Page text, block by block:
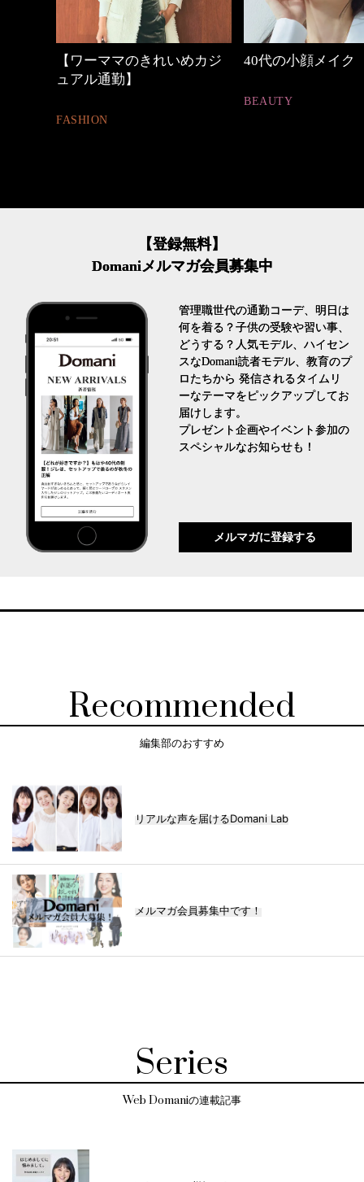
40代の小顔メイク
優木まおみさん「
【登録無料】
Domaniメルマガ会員募集中
管理職世代の通勤コーデ、明日は
何を着る？子供の受験や習い事、
どうする？人気モデル、ハイセン
スなDomani読者モデル、教育のプ
ロたちから 発信されるタイムリ
ーなテーマをピックアップしてお
届けします。
プレゼント企画やイベント参加の
スペシャルなお知らせも！
メルマガに登録する
Recommended
編集部のおすすめ
リアルな声を届けるDomani Lab
メルマガ会員募集中です！
Series
Web Domaniの連載記事